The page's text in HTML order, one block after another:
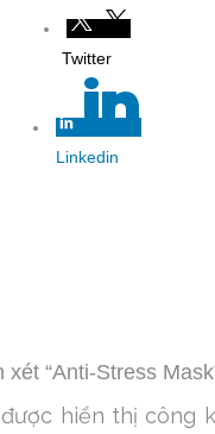
Twitter
Linkedin
“Anti-Stress
hiển thị công